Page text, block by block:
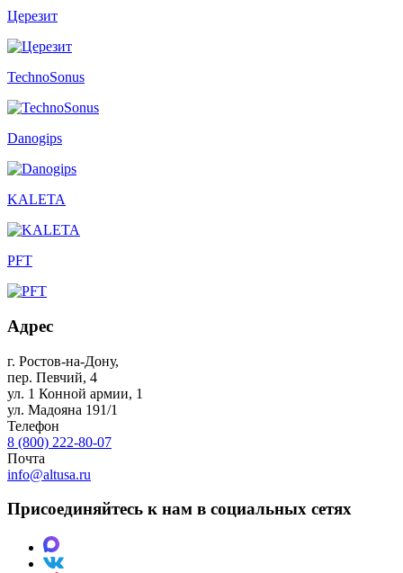
Церезит
TechnoSonus
Danogips
KALETA
PFT
Адрес
г. Ростов-на-Дону,
пер. Певчий, 4
ул. 1 Конной армии, 1
ул. Мадояна 191/1
Телефон
8 (800) 222-80-07
Почта
info@altusa.ru
Присоединяйтесь к нам в социальных сетях